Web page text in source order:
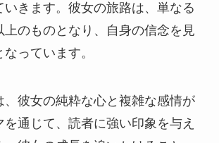
いきます。彼女の旅路は、単なる
上のものとなり、自身の信念を見
っています。
、彼女の純粋な心と複雑な感情が
通じて、読者に強い印象を与え